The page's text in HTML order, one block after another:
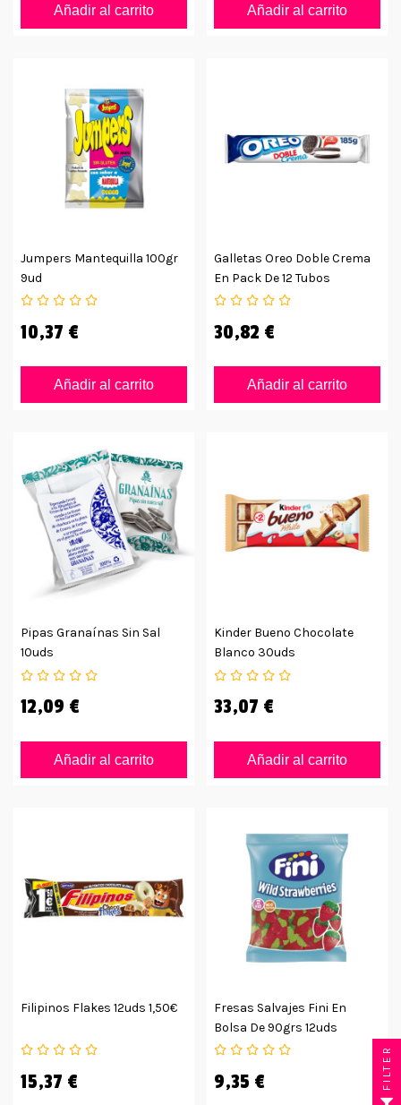
Añadir al carrito Añadir al carrito
Jumpers Mantequilla 100gr
9ud
10,37 €
Añadir al carrito
Galletas Oreo Doble Crema
En Pack De 12 Tubos
30,82 €
Añadir al carrito
Pipas Granaínas Sin Sal
10uds
12,09 €
Añadir al carrito
Kinder Bueno Chocolate
Blanco 30uds
33,07 €
Añadir al carrito
Filipinos Flakes 12uds 1,50€
15,37 €
Fresas Salvajes Fini En
Bolsa De 90grs 12uds
9,35 € FILTER